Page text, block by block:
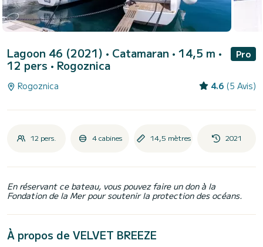
Lagoon 46 (2021) • Catamaran • 14,5 m •
12 pers • Rogoznica
Pro
Rogoznica 4.6 (5 Avis)
12 pers. 4 cabines 14,5 mètres 2021
En réservant ce bateau, vous pouvez faire un don à la
Fondation de la Mer pour soutenir la protection des océans.
À propos de VELVET BREEZE